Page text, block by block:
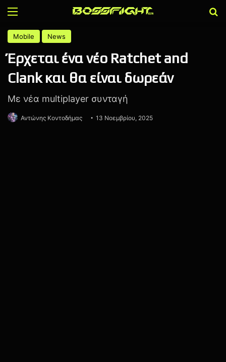
Menu
Mobile News
Έρχεται ένα νέο Ratchet and
Clank και θα είναι δωρεάν
Με νέα multiplayer συνταγή
Αντώνης Κοντοδήμας 13 Νοεμβρίου, 2025